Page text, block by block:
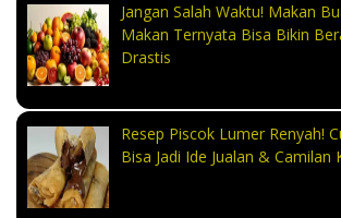
Jangan Salah Waktu! Makan
Makan Ternyata Bisa Bikin
Drastis
Resep Piscok Lumer Renyah!
Bisa Jadi Ide Jualan & Camilan